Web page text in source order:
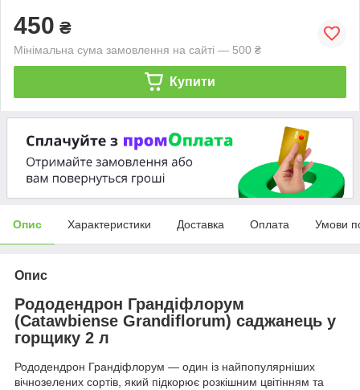
450 ₴
Мінімальна сума замовлення на сайті — 500 ₴
Купити
Опис Характеристики Доставка Оплата Умови
Опис
Рододендрон Грандіфлорум
(Catawbiense Grandiflorum) саджанець у
горщику 2 л
Рододендрон Грандіфлорум — один із найпопулярніших
вічнозелених сортів, який підкорює розкішним цвітінням та